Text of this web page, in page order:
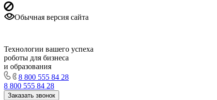
Обычная версия сайта
Технологии вашего успеха
роботы для бизнеса
и образования
8 800 555 84 28
8 800 555 84 28
Заказать звонок